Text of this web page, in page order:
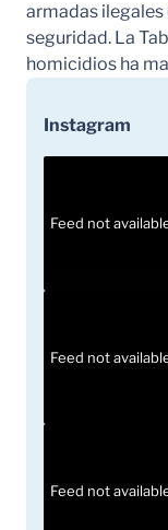
armadas
seguridad. La
homicidios ha
Instagram
Feed not
Feed not
Feed not